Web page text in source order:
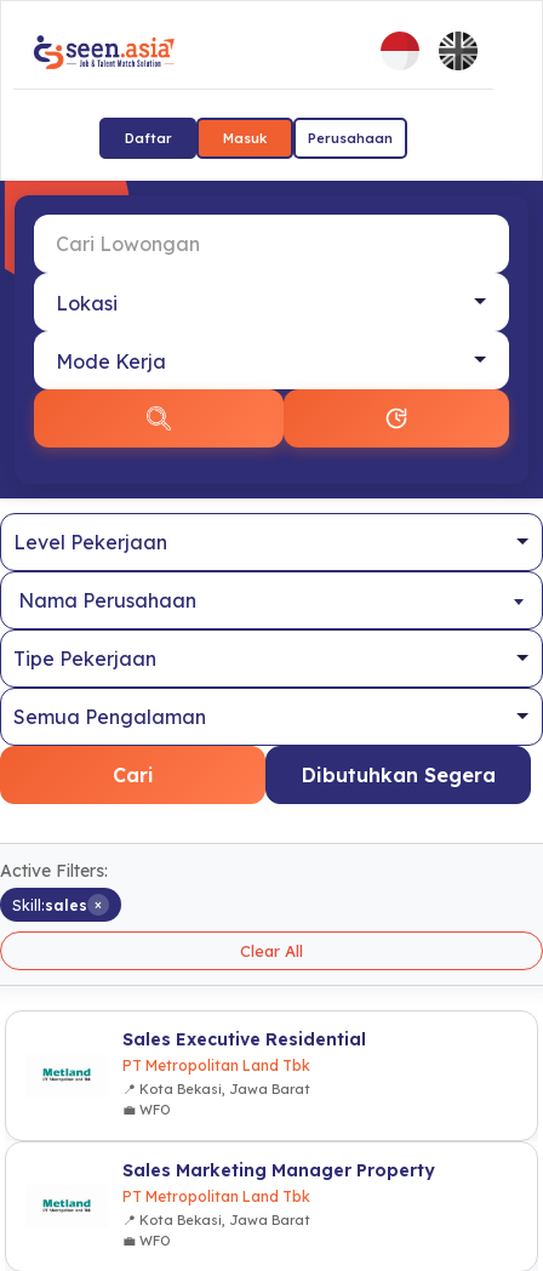
Daftar Masuk Perusahaan
Nama Perusahaan
Cari Dibutuhkan Segera
Active Filters:
Skill:sales ×
Clear All
Sales Executive Residential
PT Metropolitan Land Tbk
📍 Kota Bekasi, Jawa Barat
💼 WFO
Sales Marketing Manager Property
PT Metropolitan Land Tbk
📍 Kota Bekasi, Jawa Barat
💼 WFO